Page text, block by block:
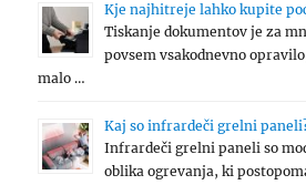
Kje najhitreje lahko kupite
Tiskanje dokumentov je za
povsem vsakodnevno
malo …
Kaj so infrardeči grelni
Infrardeči grelni paneli so
oblika ogrevanja, ki